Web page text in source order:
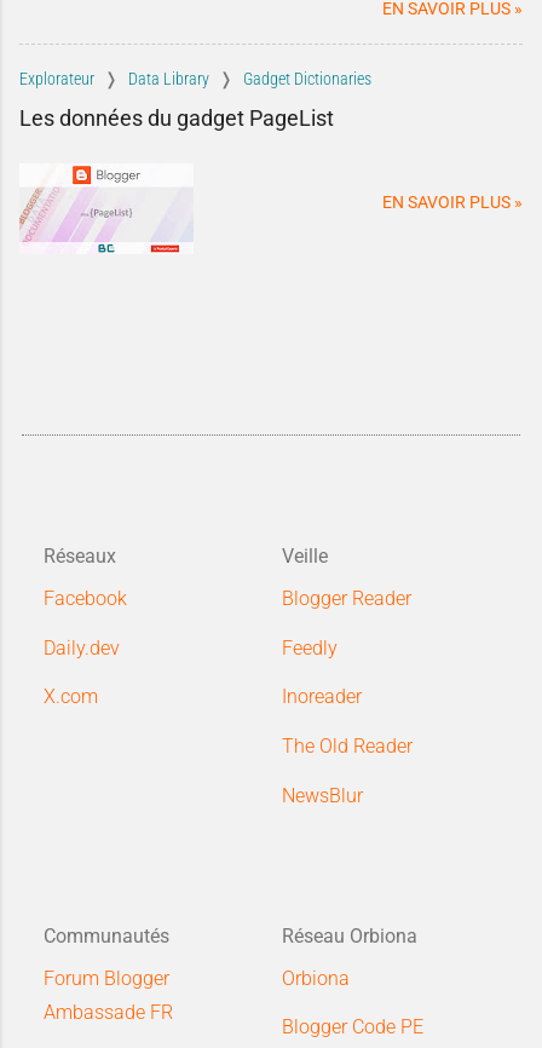
secret, maisdes identifiants de
vos contenus...
EN SAVOIR PLUS »
Explorateur Data Library Gadget Dictionaries
Les données du gadget PageList
EN SAVOIR PLUS »
Réseaux
Facebook
Daily.dev
X.com
Veille
Blogger Reader
Feedly
Inoreader
The Old Reader
NewsBlur
Communautés
Forum Blogger
Ambassade FR
Réseau Orbiona
Orbiona
Blogger Code PE